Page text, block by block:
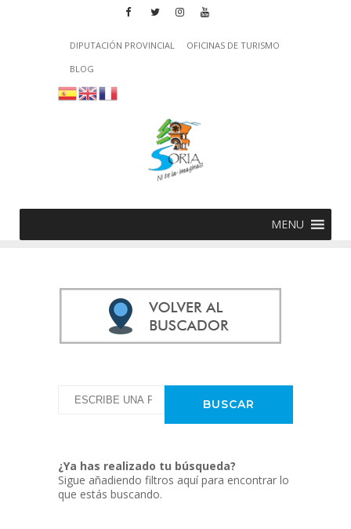
DIPUTACIÓN PROVINCIAL
OFICINAS DE TURISMO
BLOG
MENU
¿Ya has realizado tu búsqueda?
Sigue añadiendo filtros aquí para encontrar lo
que estás buscando.